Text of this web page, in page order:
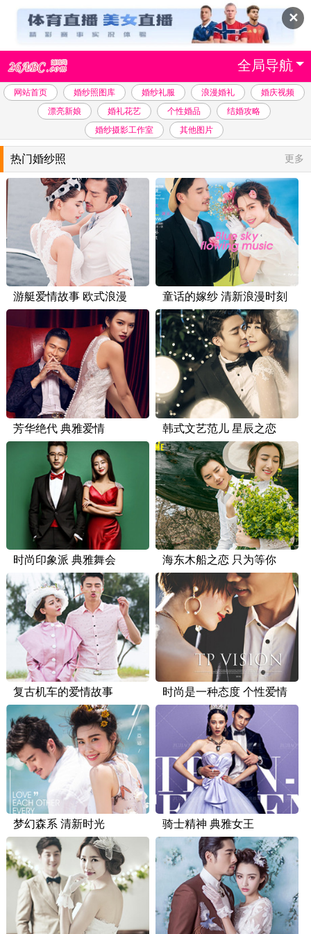
✕
全局导航
网站首页 婚纱照图库 婚纱礼服 浪漫婚礼
婚庆视频
漂亮新娘
婚礼花艺 个性婚品
结婚攻略
婚纱摄影工作室
其他图片
更多
热门婚纱照
游艇爱情故事 欧式浪漫 童话的嫁纱 清新浪漫时刻
芳华绝代 典雅爱情 韩式文艺范儿 星辰之恋
时尚印象派 典雅舞会 海东木船之恋 只为等你
复古机车的爱情故事 时尚是一种态度 个性爱情
梦幻森系 清新时光 骑士精神 典雅女王